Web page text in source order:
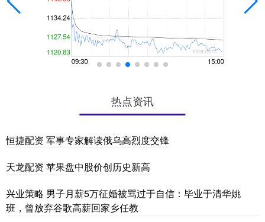
热点资讯
恒捷配资 军事专家解读俄乌高烈度交锋
天龙配资 苹果盘中股价创历史新高
兴业策略 男子月薪5万征婚被骂过于自信：毕业于清华姚
班，曾放弃谷歌高薪回家乡任教